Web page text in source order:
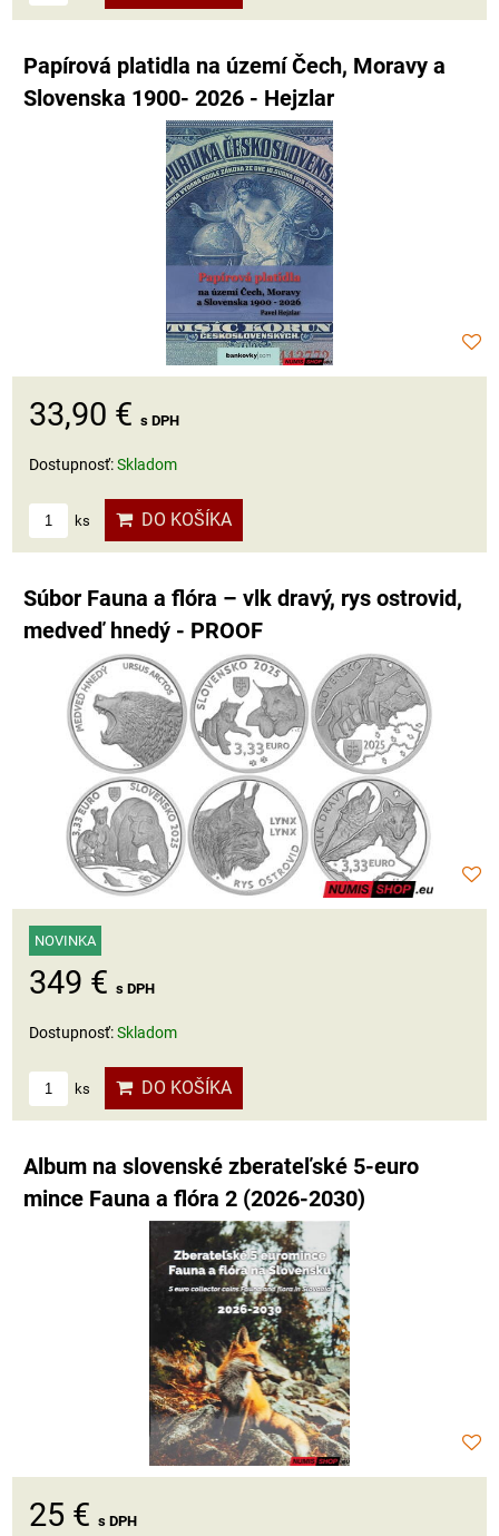
Papírová platidla na území Čech, Moravy a
Slovenska 1900- 2026 - Hejzlar
33,90 € s DPH
Dostupnosť:Skladom
ks DO KOŠÍKA
Súbor Fauna a flóra – vlk dravý, rys ostrovid,
medveď hnedý - PROOF
NOVINKA
349 € s DPH
Dostupnosť:Skladom
ks DO KOŠÍKA
Album na slovenské zberateľské 5-euro
mince Fauna a flóra 2 (2026-2030)
25 € s DPH